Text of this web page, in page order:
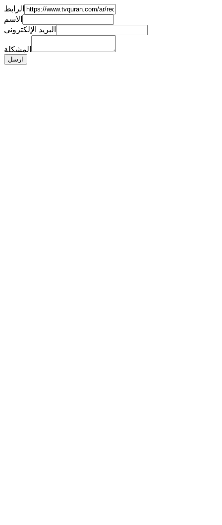
الرابط
الاسم
البريد الإلكتروني
المشكلة
ارسل